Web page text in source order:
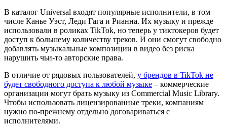
В каталог Universal входят популярные исполнители, в том
числе Канье Уэст, Леди Гага и Рианна. Их музыку и прежде
использовали в роликах TikTok, но теперь у тиктокеров будет
доступ к большему количеству треков. И они смогут свободно
добавлять музыкальные композиции в видео без риска
нарушить чьи-то авторские права.
В отличие от рядовых пользователей, у брендов в TikTok не
будет свободного доступа к любой музыке – коммерческие
организации могут брать музыку из Commercial Music Library.
Чтобы использовать лицензированные треки, компаниям
нужно по-прежнему отдельно договариваться с
исполнителями.